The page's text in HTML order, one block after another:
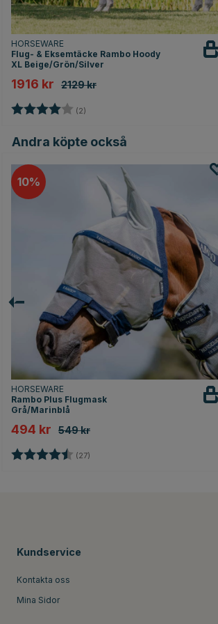
HORSEWARE
Flug- & Eksemtäcke Rambo Hoody
XL Beige/Grön/Silver
1916 kr 2129 kr
Betyg: (2)
Andra köpte också
10
HORSEWARE
Rambo Plus Flugmask
Grå/Marinblå
494 kr 549 kr
Betyg: (27)
Kundservice
Kontakta oss
Mina Sidor